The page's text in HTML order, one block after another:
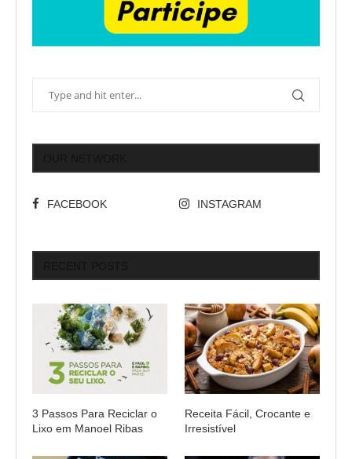
FACEBOOK INSTAGRAM
3 Passos Para Reciclar o
Lixo em Manoel Ribas
Receita Fácil, Crocante e
Irresistível